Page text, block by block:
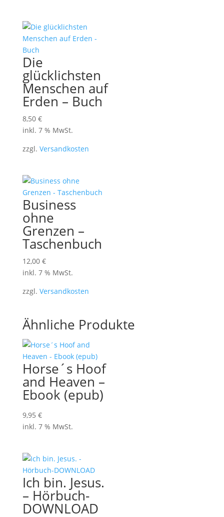
Die
glücklichsten
Menschen auf
Erden – Buch
8,50 €
inkl. 7 % MwSt.
zzgl. Versandkosten
Business
ohne
Grenzen –
Taschenbuch
12,00 €
inkl. 7 % MwSt.
zzgl. Versandkosten
Ähnliche Produkte
Horse´s Hoof
and Heaven –
Ebook (epub)
9,95 €
inkl. 7 % MwSt.
Ich bin. Jesus.
– Hörbuch-
DOWNLOAD